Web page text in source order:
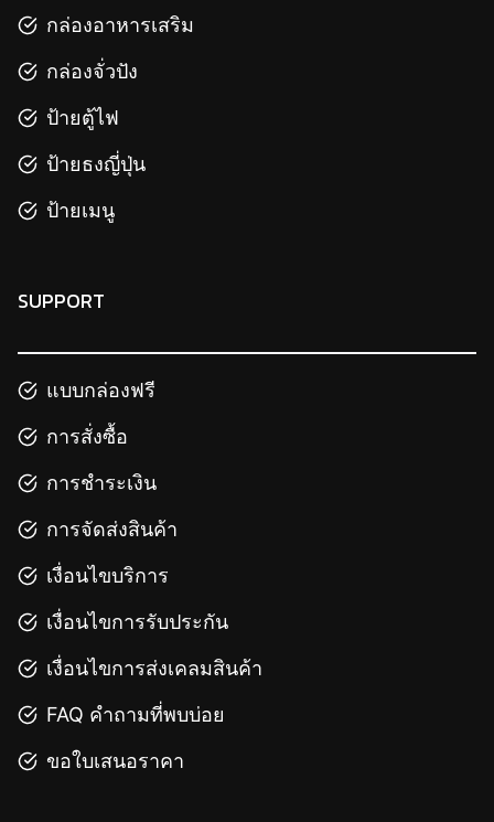
กล่องอาหารเสริม
กล่องจั่วปัง
ป้ายตู้ไฟ
ป้ายธงญี่ปุ่น
ป้ายเมนู
SUPPORT
แบบกล่องฟรี
การสั่งซื้อ
การชำระเงิน
การจัดส่งสินค้า
เงื่อนไขบริการ
เงื่อนไขการรับประกัน
เงื่อนไขการส่งเคลมสินค้า
FAQ คำถามที่พบบ่อย
ขอใบเสนอราคา